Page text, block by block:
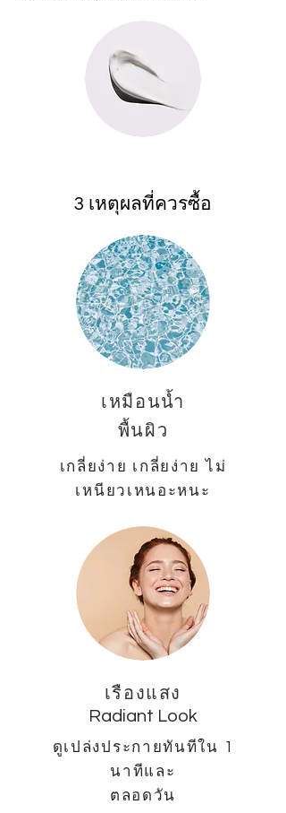
3 เหตุผลที่ควรซื้อ
เหมือนน้ำ
พื้นผิว
เกลี่ยง่าย เกลี่ยง่าย ไม่
เหนียวเหนอะหนะ
เรืองแสง
Radiant Look
ดูเปล่งประกายทันทีใน 1
นาทีและ
ตลอดวัน